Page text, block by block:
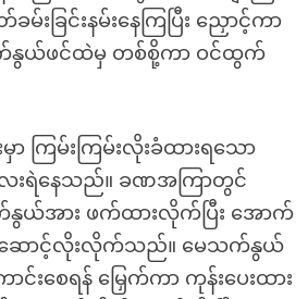
းခြင်းနမ်းနေကြပြီး ညှောင့်ကာ
နွယ်ဖင်ထဲမှ တစ်စို့ကာ ဝင်ထွက်
ကြမ်းကြမ်းလိုးခံထားရသော
ေးရဲနေသည်။ ခဏအကြာတွင်
နွယ်အား ဖက်ထားလိုက်ပြီး အောက်
ောင့်လိုးလိုက်သည်။ မေသက်နွယ်
စေရန် မြှေက်ကာ ကုန်းပေးထား